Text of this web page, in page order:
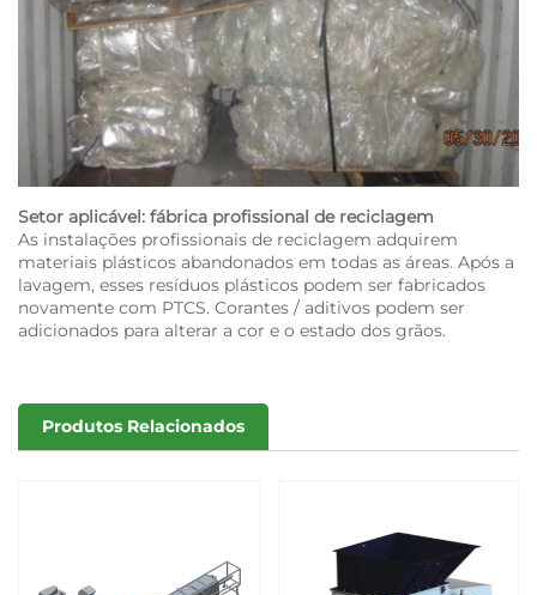
Setor aplicável: fábrica profissional de reciclagem
As instalações profissionais de reciclagem adquirem
materiais plásticos abandonados em todas as áreas. Após a
lavagem, esses resíduos plásticos podem ser fabricados
novamente com PTCS. Corantes / aditivos podem ser
adicionados para alterar a cor e o estado dos grãos.
Produtos Relacionados